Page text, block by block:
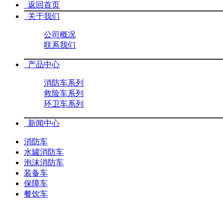
返回首页
关于我们
公司概况
联系我们
产品中心
消防车系列
救险车系列
环卫车系列
新闻中心
消防车
水罐消防车
泡沫消防车
装备车
保障车
餐饮车